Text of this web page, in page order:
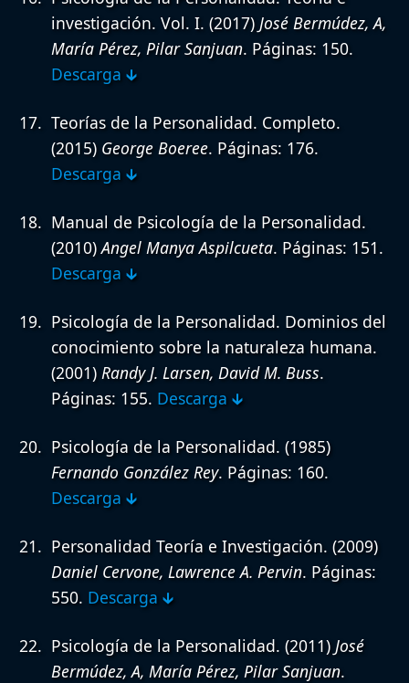
investigación. Vol. I. (2017) José Bermúdez, A,
María Pérez, Pilar Sanjuan. Páginas: 150.
Descarga 🡳
Teorías de la Personalidad. Completo.
(2015) George Boeree. Páginas: 176.
Descarga 🡳
Manual de Psicología de la Personalidad.
(2010)Angel Manya Aspilcueta. Páginas: 151.
Descarga 🡳
Psicología de la Personalidad. Dominios del
conocimiento sobre la naturaleza humana.
(2001) Randy J. Larsen, David M. Buss.
Páginas: 155. Descarga 🡳
Psicología de la Personalidad. (1985)
Fernando González Rey. Páginas: 160.
Descarga 🡳
Personalidad Teoría e Investigación. (2009)
Daniel Cervone, Lawrence A. Pervin. Páginas:
550. Descarga 🡳
Psicología de la Personalidad. (2011) José
Bermúdez, A, María Pérez, Pilar Sanjuan.